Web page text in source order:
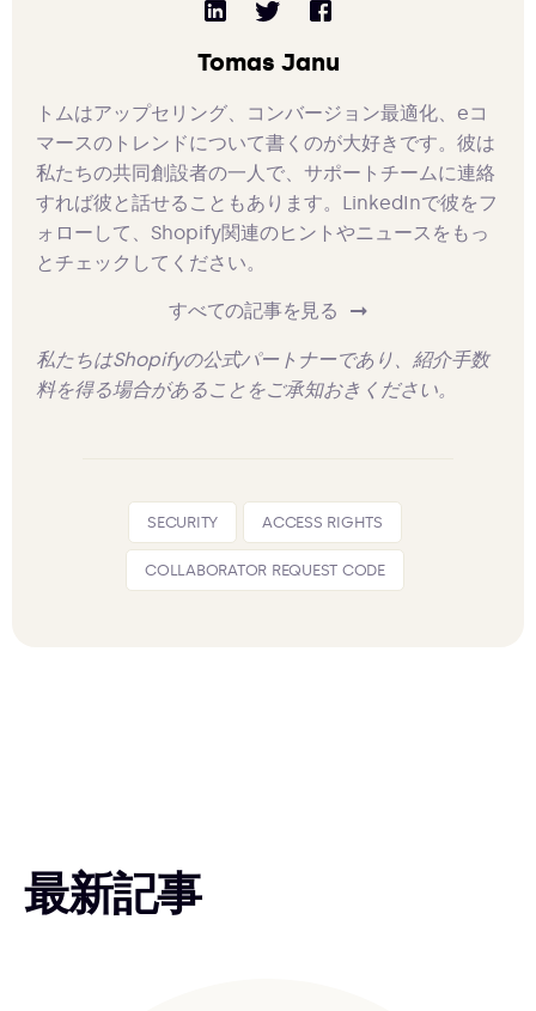
Tomas Janu
トムはアップセリング、コンバージョン最適化、eコ
マースのトレンドについて書くのが大好きです。彼は
私たちの共同創設者の一人で、サポートチームに連絡
すれば彼と話せることもあります。LinkedInで彼をフ
ォローして、Shopify関連のヒントやニュースをもっ
とチェックしてください。
すべての記事を見る
私たちはShopifyの公式パートナーであり、紹介手数
料を得る場合があることをご承知おきください。
SECURITY ACCESS RIGHTS
COLLABORATOR REQUEST CODE
最新記事